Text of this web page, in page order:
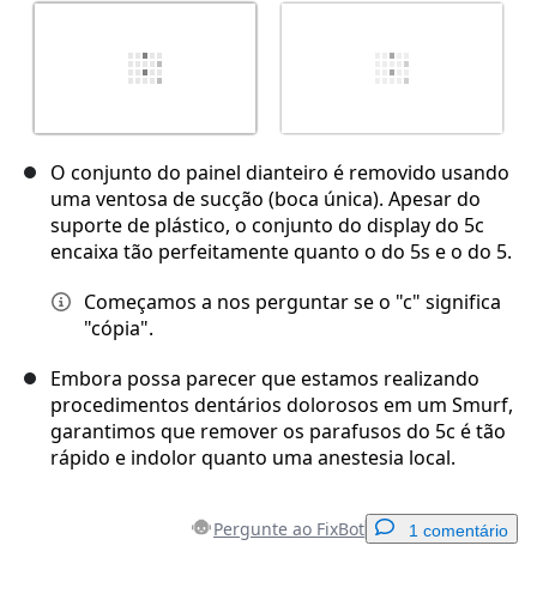
O conjunto do painel dianteiro é removido usando
uma ventosa de sucção (boca única). Apesar do
suporte de plástico, o conjunto do display do 5c
encaixa tão perfeitamente quanto o do 5s e o do 5.
Começamos a nos perguntar se o "c" significa
"cópia".
Embora possa parecer que estamos realizando
procedimentos dentários dolorosos em um Smurf,
garantimos que remover os parafusos do 5c é tão
rápido e indolor quanto uma anestesia local.
Pergunte ao FixBot 1 comentário